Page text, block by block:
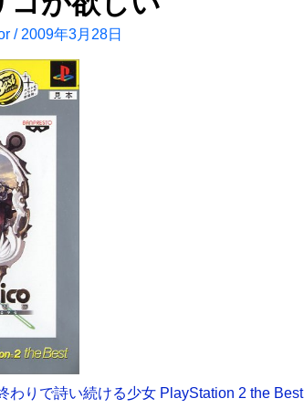
/ 2009年3月28日
わりで詩い続ける少女 PlayStation 2 the Best